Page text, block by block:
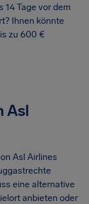
14 Tage vor dem
Ihnen könnte
zu 600 €
Asl
Asl Airlines
eine alternative
anbieten oder